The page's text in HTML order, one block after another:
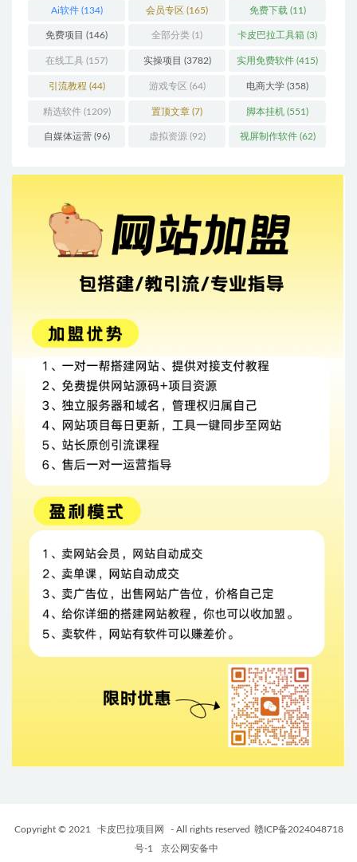
Ai软件(134) 会员专区 (165) 免费下载 (11)
免费项目 (146) 全部分类 (1) 卡皮巴拉工具箱 (3)
在线工具 (157) 实操项目 (3782) 实用免费软件 (415)
引流教程 (44) 游戏专区 (64) 电商大学 (358)
精选软件(1209) 置顶文章 (7) 脚本挂机 (551)
自媒体运营(96) 虚拟资源 (92) 视屏制作软件(62)
Copyright © 2021 卡皮巴拉项目网 - All rights reserved
赣ICP备2024048718
号-1
京公网安备中